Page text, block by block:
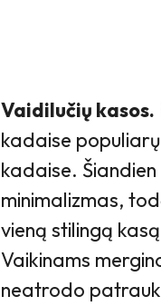
Vaidilučių kasos.
kadaise
kadaise.
minimalizmas,
vieną stilingą
Vaikinams
neatrodo